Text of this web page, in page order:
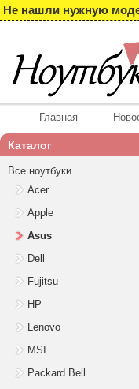
Не нашли нужную
Главная
Каталог
Все ноутбуки
Acer
Apple
Asus
Dell
Fujitsu
HP
Lenovo
MSI
Packard Bell